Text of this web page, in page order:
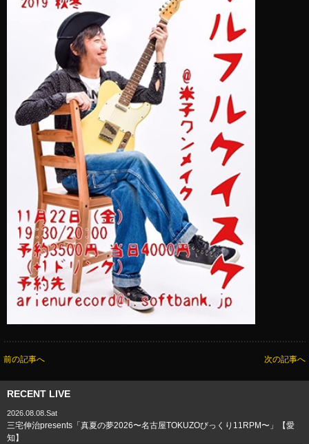
前の記事へ 次の記事へ
RECENT LIVE
2026.08.08.Sat
三宅伸治presents「真夏の夢2026〜名古屋TOKUZOびっくり11RPM〜」【愛
知】